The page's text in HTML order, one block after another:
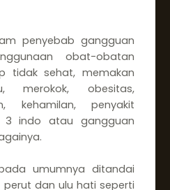
penyebab gangguan
obat-obatan
tidak sehat, memakan
merokok, obesitas,
kehamilan, penyakit
3 indo atau gangguan
umumnya ditandai
dan ulu hati seperti